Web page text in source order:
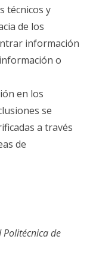
técnicos y
de los
información
o
en los
se
a través
de
Politécnica de